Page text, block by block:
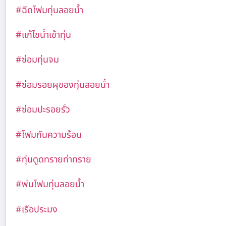
#ฉีดโฟมทุ่นลอยน้ำ
#แก้ไขน้ำเข้าทุ่น
#ซ่อมทุ่นจม
#ซ่อมรอยผุของทุ่นลอยน้ำ
#ซ่อมปะรอยรั่ว
#โฟมกันความร้อน
#ทุ่นดูดทรายท่าทราย
#พ่นโฟมทุ่นลอยน้ำ
#เรือประมง